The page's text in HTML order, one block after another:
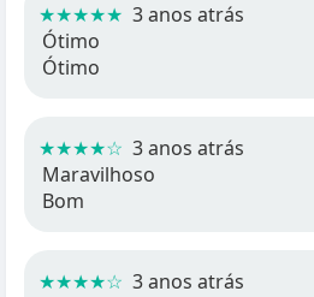
★★★★★ 3 anos atrás
Ótimo
Ótimo
★★★★☆ 3 anos atrás
Maravilhoso
Bom
★★★★☆ 3 anos atrás